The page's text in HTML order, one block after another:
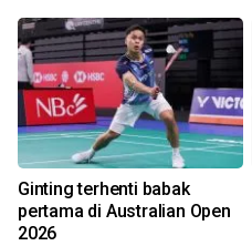
Ginting terhenti babak
pertama di Australian Open
2026